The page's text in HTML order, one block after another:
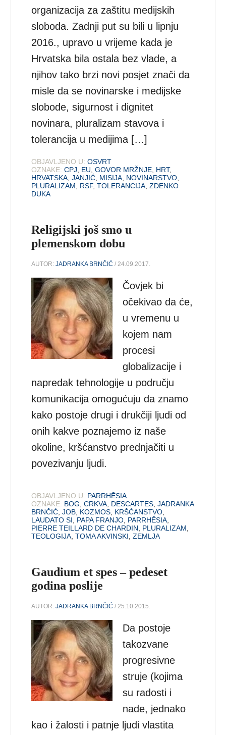
organizacija za zaštitu medijskih
sloboda. Zadnji put su bili u lipnju
2016., upravo u vrijeme kada je
Hrvatska bila ostala bez vlade, a
njihov tako brzi novi posjet znači da
misle da se novinarske i medijske
slobode, sigurnost i dignitet
novinara, pluralizam stavova i
tolerancija u medijima […]
OBJAVLJENO U: OSVRT
OZNAKE: CPJ, EU,GOVOR MRŽNJE, HRT,
HRVATSKA,JANJIĆ, MISIJA, NOVINARSTVO,
PLURALIZAM, RSF,TOLERANCIJA,ZDENKO
DUKA
Religijski još smo u
plemenskom dobu
AUTOR:JADRANKA BRNČIĆ / 24.09.2017.
Čovjek bi
očekivao da će,
u vremenu u
kojem nam
procesi
globalizacije i
napredak tehnologije u području
komunikacija omogućuju da znamo
kako postoje drugi i drukčiji ljudi od
onih kakve poznajemo iz naše
okoline, kršćanstvo prednjačiti u
povezivanju ljudi.
OBJAVLJENO U: PARRHĒSIA
OZNAKE: BOG,CRKVA, DESCARTES,JADRANKA
BRNČIĆ,JOB, KOZMOS, KRŠĆANSTVO,
LAUDATO SI, PAPA FRANJO, PARRHĒSIA,
PIERRE TEILLARD DE CHARDIN, PLURALIZAM,
TEOLOGIJA,TOMA AKVINSKI,ZEMLJA
Gaudium et spes – pedeset
godina poslije
AUTOR:JADRANKA BRNČIĆ / 25.10.2015.
Da postoje
takozvane
progresivne
struje (kojima
su radosti i
nade, jednako
kao i žalosti i patnje ljudi vlastita